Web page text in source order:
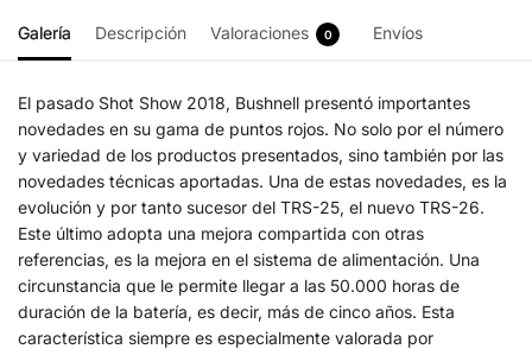
Galería Descripción Valoraciones 0 Envíos
El pasado Shot Show 2018, Bushnell presentó importantes
novedades en su gama de puntos rojos. No solo por el número
y variedad de los productos presentados, sino también por las
novedades técnicas aportadas. Una de estas novedades, es la
evolución y por tanto sucesor del TRS-25, el nuevo TRS-26.
Este último adopta una mejora compartida con otras
referencias, es la mejora en el sistema de alimentación. Una
circunstancia que le permite llegar a las 50.000 horas de
duración de la batería, es decir, más de cinco años. Esta
característica siempre es especialmente valorada por